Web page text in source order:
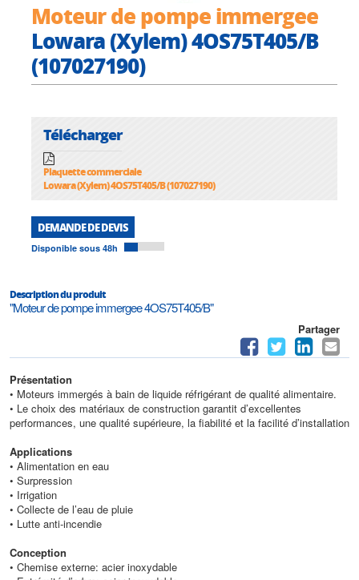
Moteur de pompe immergee
Lowara (Xylem) 4OS75T405/B
(107027190)
Télécharger
Plaquette commerciale
Lowara (Xylem) 4OS75T405/B (107027190)
DEMANDE DE DEVIS
Disponible sous 48h
Description du produit
"Moteur de pompe immergee 4OS75T405/B"
Partager
Présentation
• Moteurs immergés à bain de liquide réfrigérant de qualité alimentaire.
• Le choix des matériaux de construction garantit d’excellentes
performances, une qualité supérieure, la fiabilité et la facilité d’installation
Applications
• Alimentation en eau
• Surpression
• Irrigation
• Collecte de l’eau de pluie
• Lutte anti-incendie
Conception
• Chemise externe: acier inoxydable